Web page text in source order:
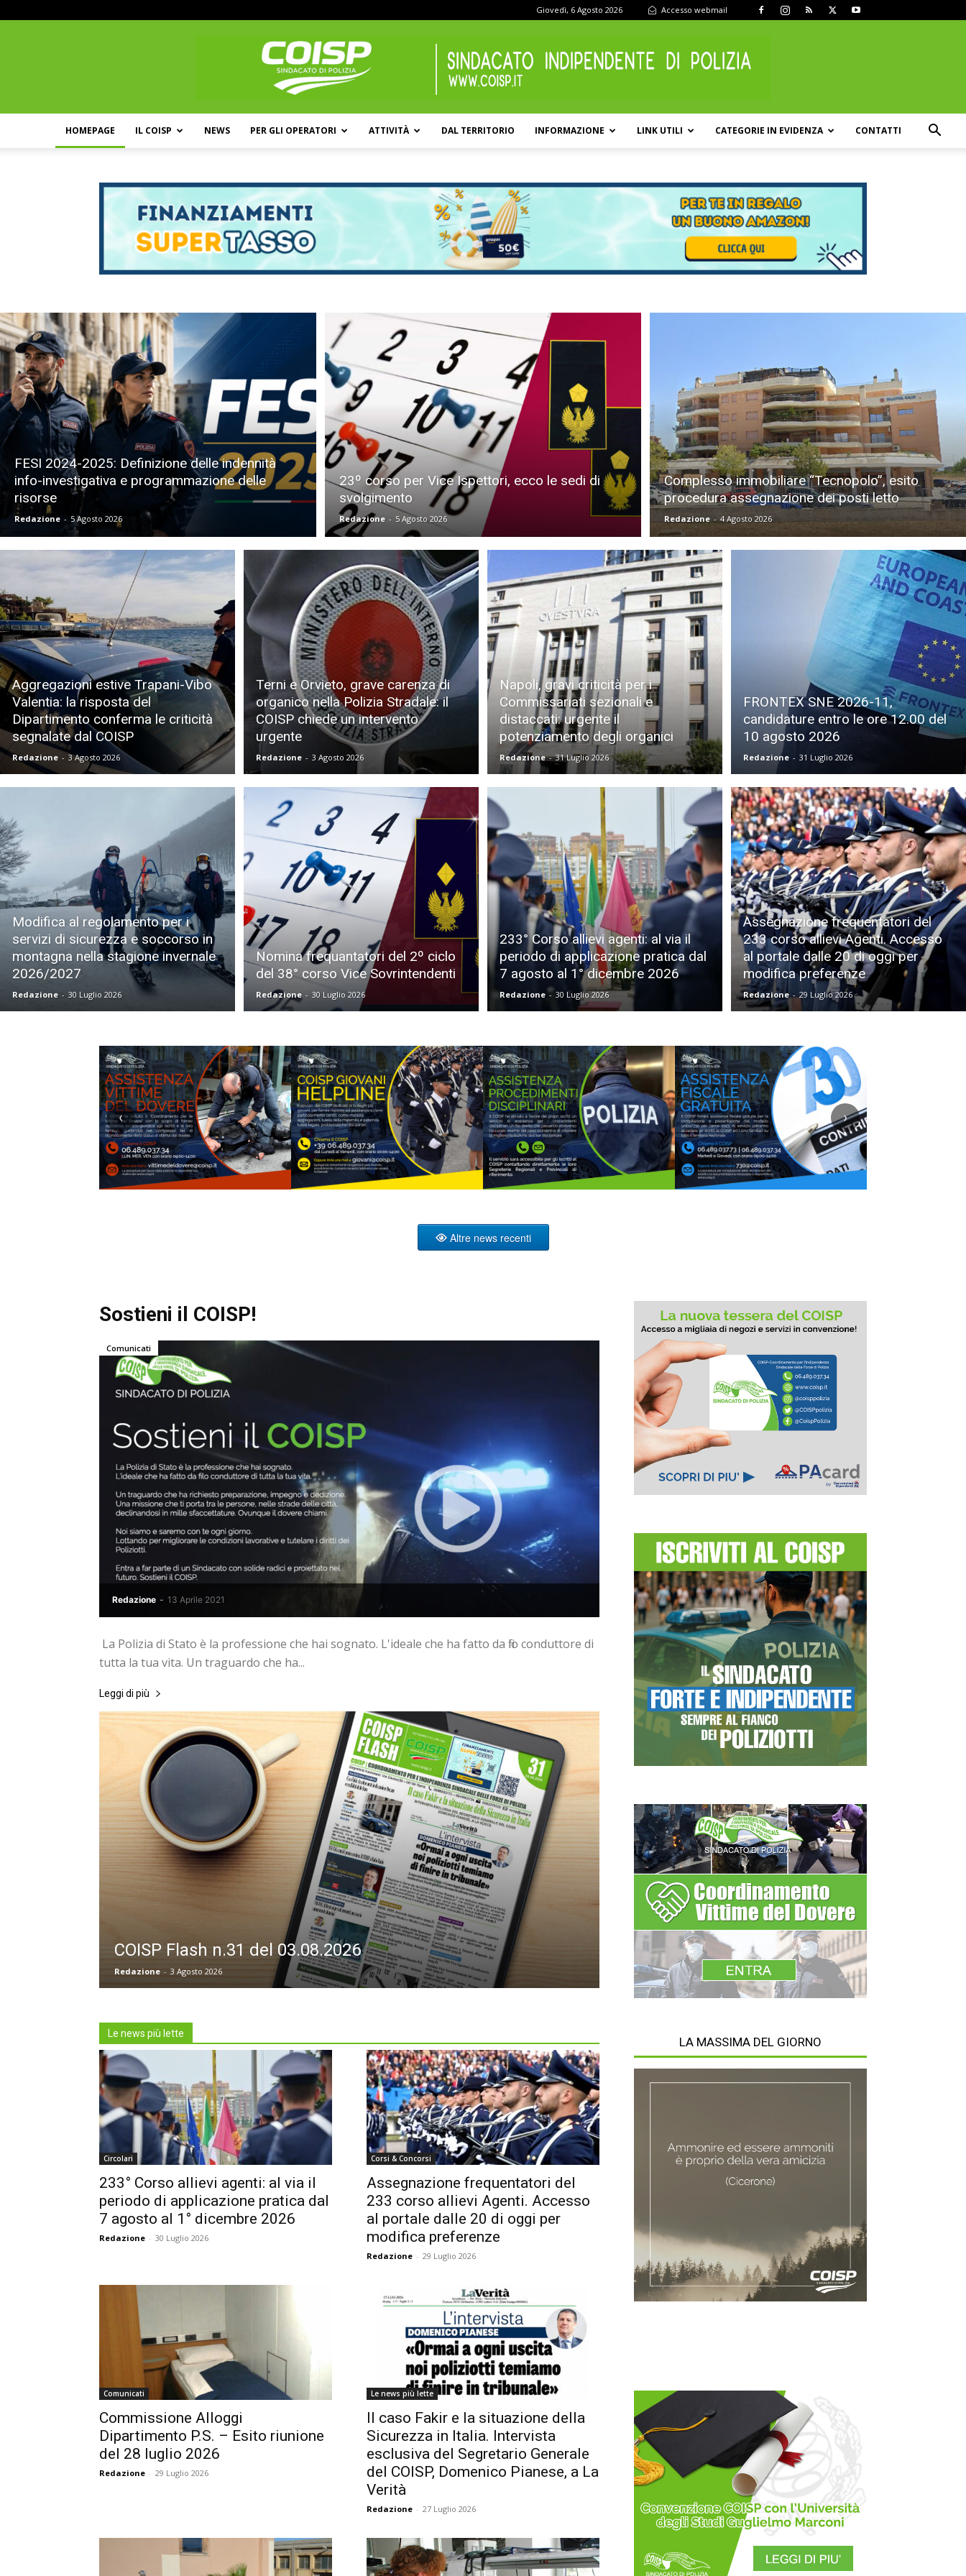
Giovedì, 6 Agosto 2026 Accesso webmail
HOMEPAGE IL COISP NEWS PER GLI OPERATORI ATTIVITÀ DAL TERRITORIO INFORMAZIONE LINK UTILI CATEGORIE IN EVIDENZA CONTATTI
FESI 2024-2025: Definizione delle indennità
info-investigativa e programmazione delle
risorse
Redazione - 5 Agosto 2026
23º corso per Vice Ispettori, ecco le sedi di
svolgimento
Redazione - 5 Agosto 2026
Complesso immobiliare “Tecnopolo”, esito
procedura assegnazione dei posti letto
Redazione - 4 Agosto 2026
Aggregazioni estive Trapani-Vibo
Valentia: la risposta del
Dipartimento conferma le criticità
segnalate dal COISP
Redazione - 3 Agosto 2026
Terni e Orvieto, grave carenza di
organico nella Polizia Stradale: il
COISP chiede un intervento
urgente
Redazione - 3 Agosto 2026
Napoli, gravi criticità per i
Commissariati sezionali e
distaccati: urgente il
potenziamento degli organici
Redazione - 31 Luglio 2026
FRONTEX SNE 2026-11,
candidature entro le ore 12.00 del
10 agosto 2026
Redazione - 31 Luglio 2026
Modifica al regolamento per i
servizi di sicurezza e soccorso in
montagna nella stagione invernale
2026/2027
Redazione - 30 Luglio 2026
Nomina frequantatori del 2º ciclo
del 38° corso Vice Sovrintendenti
Redazione - 30 Luglio 2026
233° Corso allievi agenti: al via il
periodo di applicazione pratica dal
7 agosto al 1° dicembre 2026
Redazione - 30 Luglio 2026
Assegnazione frequentatori del
233 corso allievi Agenti. Accesso
al portale dalle 20 di oggi per
modifica preferenze
Redazione - 29 Luglio 2026
‹ ›
Altre news recenti
Sostieni il COISP!
Redazione - 13 Aprile 2021
Comunicati
La Polizia di Stato è la professione che hai sognato. L'ideale che ha fatto da filo conduttore di
tutta la tua vita. Un traguardo che ha...
Leggi di più
COISP Flash n.31 del 03.08.2026
Redazione - 3 Agosto 2026
Le news più lette
Circolari
233° Corso allievi agenti: al via il
periodo di applicazione pratica dal
7 agosto al 1° dicembre 2026
Redazione - 30 Luglio 2026
Corsi & Concorsi
Assegnazione frequentatori del
233 corso allievi Agenti. Accesso
al portale dalle 20 di oggi per
modifica preferenze
Redazione - 29 Luglio 2026
Comunicati
Commissione Alloggi
Dipartimento P.S. – Esito riunione
del 28 luglio 2026
Redazione - 29 Luglio 2026
Le news più lette
Il caso Fakir e la situazione della
Sicurezza in Italia. Intervista
esclusiva del Segretario Generale
del COISP, Domenico Pianese, a La
Verità
Redazione - 27 Luglio 2026
LA MASSIMA DEL GIORNO